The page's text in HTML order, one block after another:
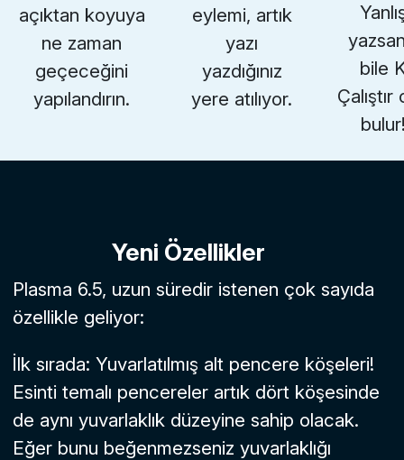
açıktan koyuya
ne zaman
geçeceğini
yapılandırın.
eylemi, artık
yazı
yazdığınız
yere atılıyor.
bile
Çalıştır
Yeni Özellikler
Plasma 6.5, uzun süredir istenen çok sayıda
özellikle geliyor:
İlk sırada: Yuvarlatılmış alt pencere köşeleri!
Esinti temalı pencereler artık dört köşesinde
de aynı yuvarlaklık düzeyine sahip olacak.
Eğer bunu beğenmezseniz yuvarlaklığı